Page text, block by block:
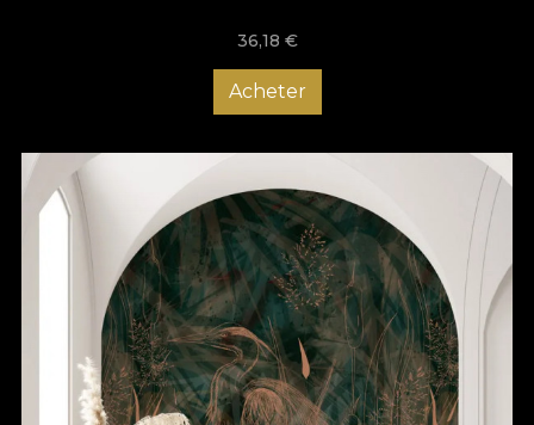
36,18 €
Acheter